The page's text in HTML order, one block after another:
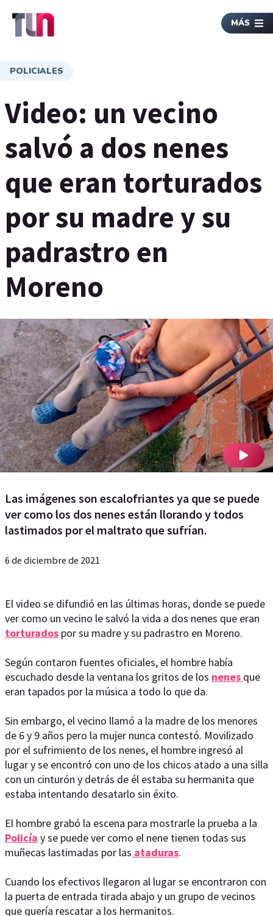
MÁS
POLICIALES
Video: un vecino
salvó a dos nenes
que eran torturados
por su madre y su
padrastro en
Moreno
Las imágenes son escalofriantes ya que se puede
ver como los dos nenes están llorando y todos
lastimados por el maltrato que sufrían.
6 de diciembre de 2021
El video se difundió en las últimas horas, donde se puede
ver como un vecino le salvó la vida a dos nenes que eran
torturados por su madre y su padrastro en Moreno.
Según contaron fuentes oficiales, el hombre había
escuchado desde la ventana los gritos de los nenes que
eran tapados por la música a todo lo que da.
Sin embargo, el vecino llamó a la madre de los menores
de 6 y 9 años pero la mujer nunca contestó. Movilizado
por el sufrimiento de los nenes, el hombre ingresó al
lugar y se encontró con uno de los chicos atado a una silla
con un cinturón y detrás de él estaba su hermanita que
estaba intentando desatarlo sin éxito.
El hombre grabó la escena para mostrarle la prueba a la
Policía y se puede ver como el nene tienen todas sus
muñecas lastimadas por las ataduras.
Cuando los efectivos llegaron al lugar se encontraron con
la puerta de entrada tirada abajo y un grupo de vecinos
que quería rescatar a los hermanitos.